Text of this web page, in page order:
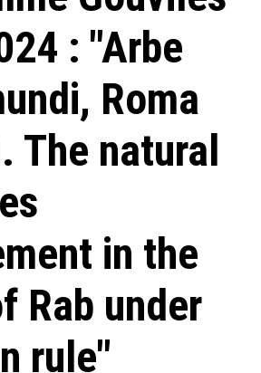
: "Arbe
Roma
The natural
in the
Rab under
rule"